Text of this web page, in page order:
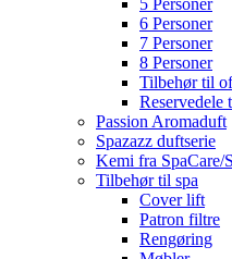
5 Personer
6 Personer
7 Personer
8 Personer
Tilbehør til
Reservedele
Passion Aromaduft
Spazazz duftserie
Kemi fra SpaCare/
Tilbehør til spa
Cover lift
Patron filtre
Rengøring